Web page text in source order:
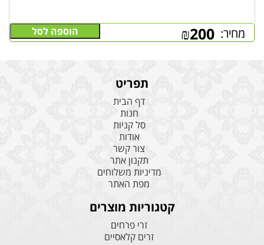
מחיר: ₪200 הוספה לסל
תפריט
דף הבית
חנות
סל קניות
אודות
צור קשר
תקנון אתר
מדיניות משלוחים
מפת האתר
קטגוריות מוצרים
זרי פרחים
זרים קלאסיים